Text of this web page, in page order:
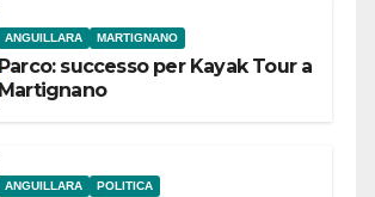
ANGUILLARA MARTIGNANO
Parco: successo per Kayak Tour a
Martignano
ANGUILLARA POLITICA